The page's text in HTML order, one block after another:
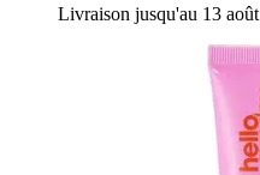
Livraison jusqu'au 13 août